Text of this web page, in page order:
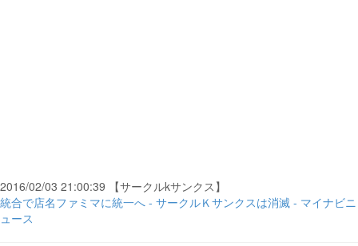
2016/02/03 21:00:39 【サークルkサンクス】
統合で店名ファミマに統一へ - サークルＫサンクスは消滅 - マイナビニ
ュース